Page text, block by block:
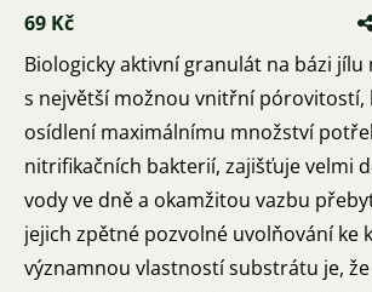
69 Kč
Biologicky aktivní granulát na bázi jílu
s největší možnou vnitřní pórovitostí,
osídlení maximálnímu množství
nitrifikačních bakterií, zajišťuje velmi
vody ve dně a okamžitou vazbu
jejich zpětné pozvolné uvolňování ke
významnou vlastností substrátu je,